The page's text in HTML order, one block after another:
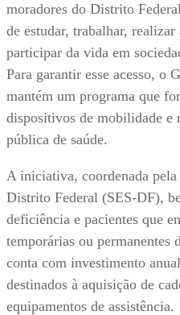
moradores do Distrito
de estudar, trabalhar,
participar da vida em
Para garantir esse acesso, o
mantém um programa que
dispositivos de mobilidade e
pública de saúde.
A iniciativa, coordenada pela
Distrito Federal (SES-DF),
deficiência e pacientes que
temporárias ou permanentes
conta com investimento
destinados à aquisição de
equipamentos de assistência.